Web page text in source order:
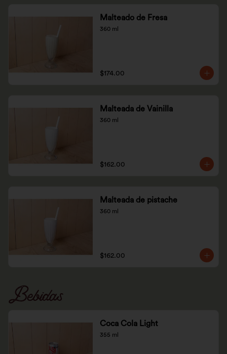
Malteado de Fresa
360 ml
$174.00
Malteada de Vainilla
360 ml
$162.00
Malteada de pistache
360 ml
$162.00
Bebidas
Coca Cola Light
355 ml